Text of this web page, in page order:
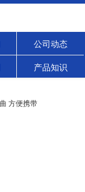
公司动态
产品知识